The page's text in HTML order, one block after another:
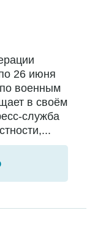
26 июня
военным
в своём
служба